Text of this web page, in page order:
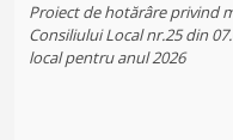
Proiect de hotărâre privind
Consiliului Local nr.25 din
local pentru anul 2026